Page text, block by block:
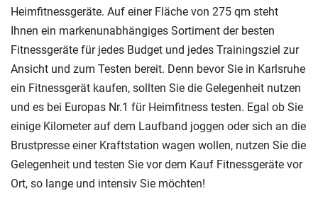
Heimfitnessgeräte. Auf einer Fläche von 275 qm steht
Ihnen ein markenunabhängiges Sortiment der besten
Fitnessgeräte für jedes Budget und jedes Trainingsziel zur
Ansicht und zum Testen bereit. Denn bevor Sie in Karlsruhe
ein Fitnessgerät kaufen, sollten Sie die Gelegenheit nutzen
und es bei Europas Nr.1 für Heimfitness testen. Egal ob Sie
einige Kilometer auf dem Laufband joggen oder sich an die
Brustpresse einer Kraftstation wagen wollen, nutzen Sie die
Gelegenheit und testen Sie vor dem Kauf Fitnessgeräte vor
Ort, so lange und intensiv Sie möchten!